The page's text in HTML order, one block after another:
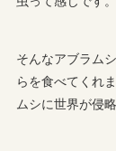
そんなアブラム
らを食べてくれ
ムシに世界が侵